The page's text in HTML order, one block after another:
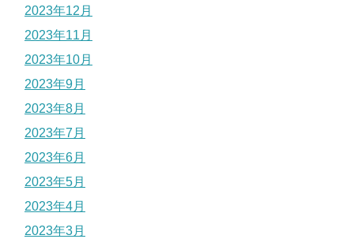
2023年12月
2023年11月
2023年10月
2023年9月
2023年8月
2023年7月
2023年6月
2023年5月
2023年4月
2023年3月